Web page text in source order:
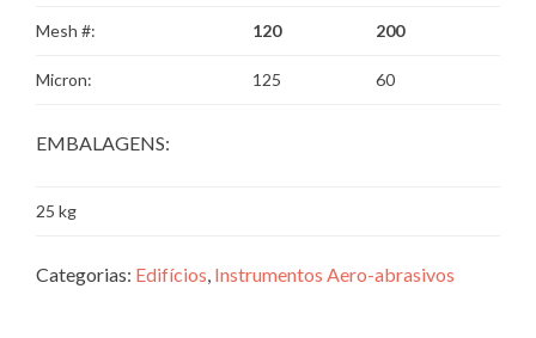
Mesh #: 120 200
Micron: 125 60
EMBALAGENS:
25 kg
Categorias: Edifícios, Instrumentos Aero-abrasivos